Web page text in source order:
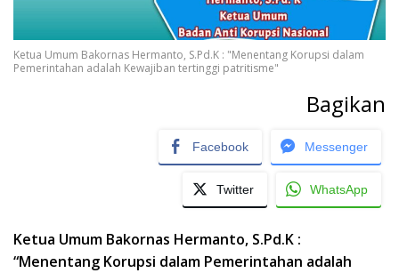
Ketua Umum Bakornas Hermanto, S.Pd.K : "Menentang Korupsi dalam
Pemerintahan adalah Kewajiban tertinggi patritisme"
Bagikan
Facebook Messenger
Twitter WhatsApp
Ketua Umum Bakornas Hermanto, S.Pd.K :
“Menentang Korupsi dalam Pemerintahan adalah